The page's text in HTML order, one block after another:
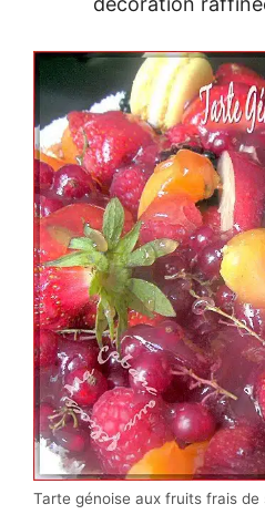
Tarte génoise aux fruits frais de